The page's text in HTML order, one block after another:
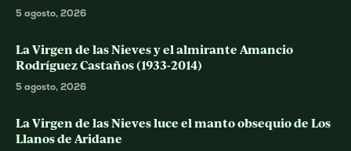
5 agosto, 2026
La Virgen de las Nieves y el almirante Amancio
Rodríguez Castaños (1933-2014)
5 agosto, 2026
La Virgen de las Nieves luce el manto obsequio de Los
Llanos de Aridane